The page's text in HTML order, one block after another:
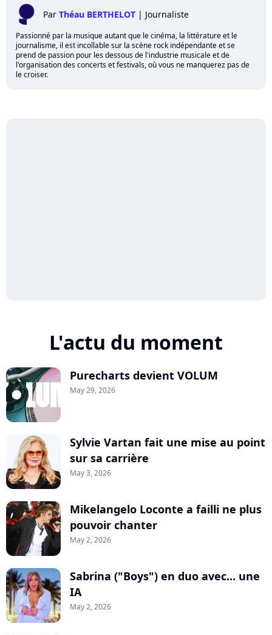
Par Théau BERTHELOT | Journaliste
Passionné par la musique autant que le cinéma, la littérature et le
journalisme, il est incollable sur la scène rock indépendante et se
prend de passion pour les dessous de l'industrie musicale et de
l'organisation des concerts et festivals, où vous ne manquerez pas de
le croiser.
L'actu du moment
Purecharts devient VOLUM
May 29, 2026
Sylvie Vartan fait une mise au point
sur sa carrière
May 3, 2026
Mikelangelo Loconte a failli ne plus
pouvoir chanter
May 2, 2026
Sabrina ("Boys") en duo avec... une
IA
May 2, 2026